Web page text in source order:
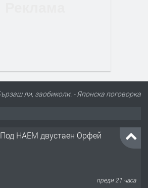
ли, заобиколи. - Японска поговорка
Под НАЕМ двустаен Орфей
преди 21 часа